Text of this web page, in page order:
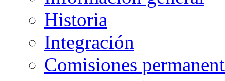
Historia
Integración
Comisiones